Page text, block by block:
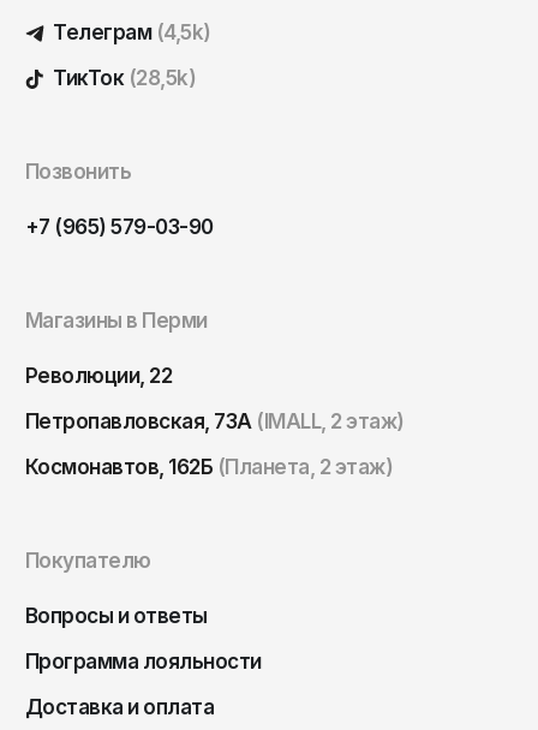
Телеграм (4,5k)
ТикТок (28,5k)
Позвонить
+7 (965) 579-03-90
Магазины в Перми
Революции, 22
Петропавловская, 73А (IMALL, 2 этаж)
Космонавтов, 162Б (Планета, 2 этаж)
Покупателю
Вопросы и ответы
Программа лояльности
Доставка и оплата
Рязань
Самара
Саранск
Саратов
Симферополь
Смоленск
Сочи
Ставрополь
Сыктывкар
Тамбов
Тверь
Тольятти